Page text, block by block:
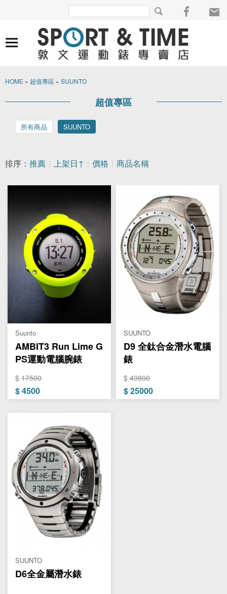
HOME » 超值專區 » SUUNTO
超值專區
所有商品 SUUNTO
排序： 推薦 上架日↑ 價格 商品名稱
Suunto
AMBIT3 Run Lime G
PS運動電腦腕錶
$ 17500
$4500
SUUNTO
D9 全鈦合金潛水電腦
錶
$ 49800
$25000
SUUNTO
D6全金屬潛水錶